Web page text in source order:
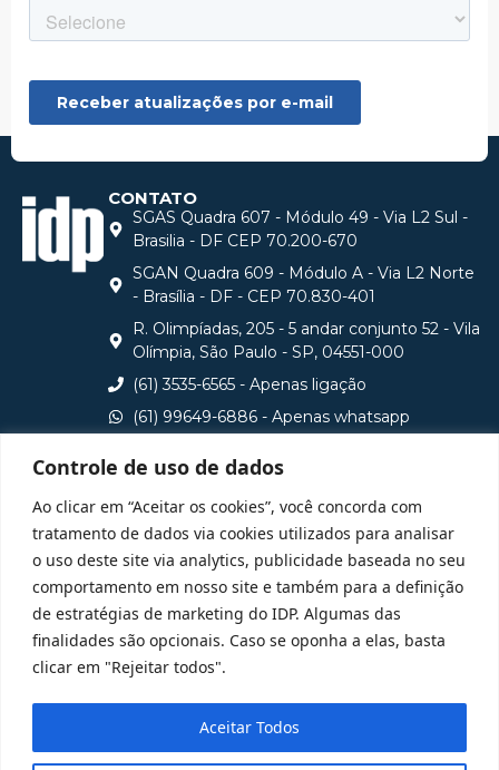
Controle de uso de dados
Ao clicar em “Aceitar os cookies”, você concorda com
tratamento de dados via cookies utilizados para analisar
o uso deste site via analytics, publicidade baseada no seu
comportamento em nosso site e também para a definição
de estratégias de marketing do IDP. Algumas das
finalidades são opcionais. Caso se oponha a elas, basta
clicar em "Rejeitar todos".
Aceitar Todos
CONTATO
SGAS Quadra 607 - Módulo 49 - Via L2 Sul -
Brasilia - DF CEP 70.200-670
SGAN Quadra 609 - Módulo A - Via L2 Norte
- Brasília - DF - CEP 70.830-401
R. Olimpíadas, 205 - 5 andar conjunto 52 - Vila
Olímpia, São Paulo - SP, 04551-000
(61) 3535-6565 - Apenas ligação
(61) 99649-6886 - Apenas whatsapp
Consulte aqui o cadastro da Instituição no Sistema e-
MEC